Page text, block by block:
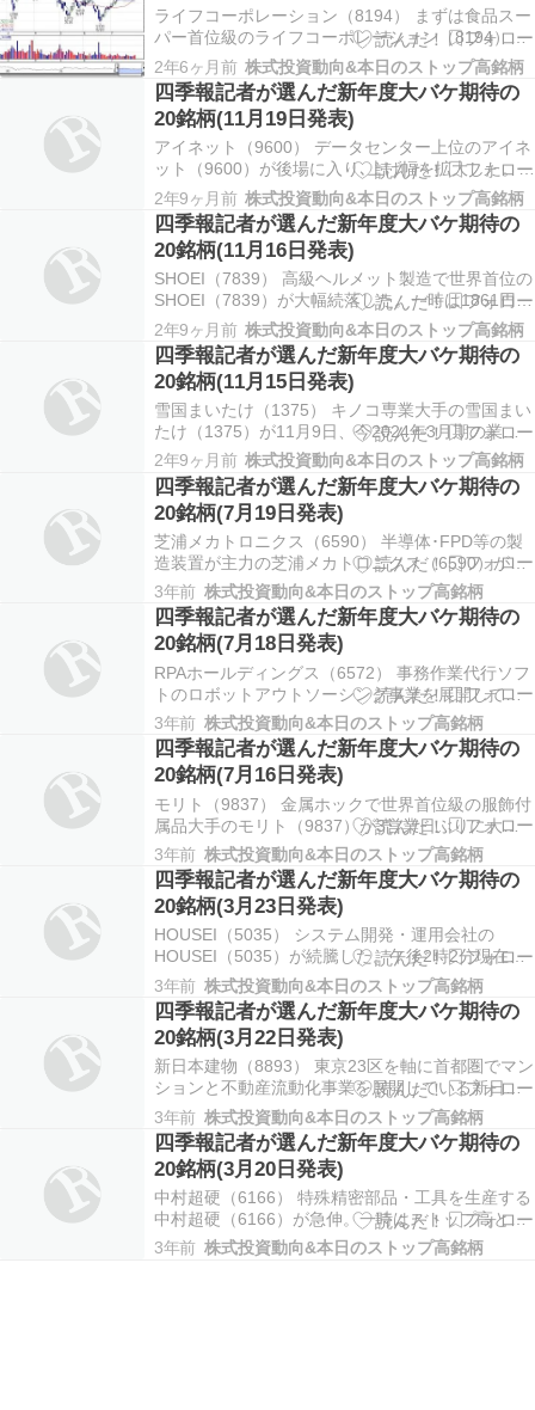
ライフコーポレーション（8194） まずは食品スー
パー首位級のライフコーポレーション（8194）。
首都圏と近畿圏で集中展開し、売り場改装や商品
開発、ネットスーパー伸長などで、新店・既存店
とも好調に推移。1月に今2024年2月期業績予想を
上方修正した。 三菱商事（8058） 200…
2年6ヶ月前 株式投資動向&本日のストップ高銘柄
四季報記者が選んだ新年度大バケ期待の
20銘柄(11月19日発表)
アイネット（9600） データセンター上位のアイネ
ット（9600）が後場に入り､上げ幅を拡大した。午
後1時49分現在､前日比29円（1.6％）高の1794円
で推移している。一時は1806円まで上伸した。 ジ
ェイドグループ（3558） 靴中心の通販｢ロコンド｣
を展開しているジェイド…
2年9ヶ月前 株式投資動向&本日のストップ高銘柄
四季報記者が選んだ新年度大バケ期待の
20銘柄(11月16日発表)
SHOEI（7839） 高級ヘルメット製造で世界首位の
SHOEI（7839）が大幅続落した。一時は1861円ま
で下落し､連日で年初来安値を更新した。午後1時
30分現在､前日比49円（2.5％）安の1885円で推移
している。 ロボット ペイメント（4374） ネット
決済代行サービス…
2年9ヶ月前 株式投資動向&本日のストップ高銘柄
四季報記者が選んだ新年度大バケ期待の
20銘柄(11月15日発表)
雪国まいたけ（1375） キノコ専業大手の雪国まい
たけ（1375）が11月9日、今2024年3月期の業績
計画を上方修正した。材料費や電力費の上昇が採
算を圧迫し、連続減益は避けられないものの、生
産現場の効率化による原価低減が奏功。需要期の
秋冬シーズンを含む下期（2023年10月～2…
2年9ヶ月前 株式投資動向&本日のストップ高銘柄
四季報記者が選んだ新年度大バケ期待の
20銘柄(7月19日発表)
芝浦メカトロニクス（6590） 半導体･FPD等の製
造装置が主力の芝浦メカトロニクス（6590）が4
営業日続伸して7月4日につけた上場来高値を半月
ぶりに更新。午後2時7分時点では前日比1660円
（7.2％）高の2万4580円で取引されている。 ソフ
トウェア･サービス（3733） …
3年前 株式投資動向&本日のストップ高銘柄
四季報記者が選んだ新年度大バケ期待の
20銘柄(7月18日発表)
RPAホールディングス（6572） 事務作業代行ソフ
トのロボットアウトソーシング事業を展開してい
るRPAホールディングス（6572）が急反発した。
午後1時55分現在､前日比31円（7.9％）高の424円
で推移している。一時は448円まで上伸した。 ベ
イカレント･コンサルティング（…
3年前 株式投資動向&本日のストップ高銘柄
四季報記者が選んだ新年度大バケ期待の
20銘柄(7月16日発表)
モリト（9837） 金属ホックで世界首位級の服飾付
属品大手のモリト（9837）が3営業日ぶりに大幅
反発した。一時は1129円まで上伸し､5月19日の年
初来高値1111円を更新した。午後1時58分現在､前
日比34円（3.2％）高の1087円で推移している。
フィル･カンパニー（32…
3年前 株式投資動向&本日のストップ高銘柄
四季報記者が選んだ新年度大バケ期待の
20銘柄(3月23日発表)
HOUSEI（5035） システム開発・運用会社の
HOUSEI（5035）が続騰した。午後2時2分現在、
前日比98円（13.1％）高の845円で推移してい
る。一時は897円ストップ高まで上伸した。 未来
工業（7931） 電設資材メーカーの未来工業
（7931）が続伸して2週間ぶりに…
3年前 株式投資動向&本日のストップ高銘柄
四季報記者が選んだ新年度大バケ期待の
20銘柄(3月22日発表)
新日本建物（8893） 東京23区を軸に首都圏でマン
ションと不動産流動化事業を展開している新日本
建物（8893）が反発した。一時は521円まで上昇
し、2月28日の昨年来高値506円を更新した。午後
1時46分現在、前営業日比21円（4.4％）高の502
円で推移している。 JNSホー…
3年前 株式投資動向&本日のストップ高銘柄
四季報記者が選んだ新年度大バケ期待の
20銘柄(3月20日発表)
中村超硬（6166） 特殊精密部品・工具を生産する
中村超硬（6166）が急伸。一時はストップ高とな
る前日比100円高の673円をつけた。17日引け後に
千葉大学との共同研究における進捗を発表し、買
3年前 株式投資動向&本日のストップ高銘柄